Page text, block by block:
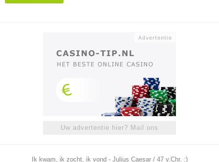
Uw advertentie hier? Mail ons
Ik kwam, ik zocht, ik vond - Julius Caesar / 47 v.Chr. ;)